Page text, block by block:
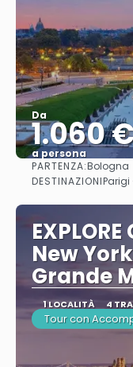
Da
1.060
a persona
PARTENZA:Bologna
DESTINAZIONIParigi
New
Grande
1 LOCALITÀ 4
Tour con